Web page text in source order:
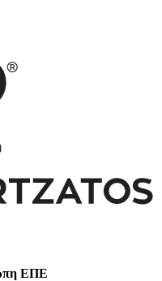
ΕΠΕ